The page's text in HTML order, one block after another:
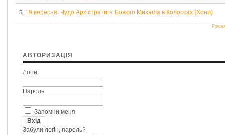
5. 19 вересня. Чудо Архістратига Божого Михаїла в Колоссах (Хони)
АВТОРИЗАЦІЯ
Логін
Пароль
Запомни меня
Забули логін, пароль?